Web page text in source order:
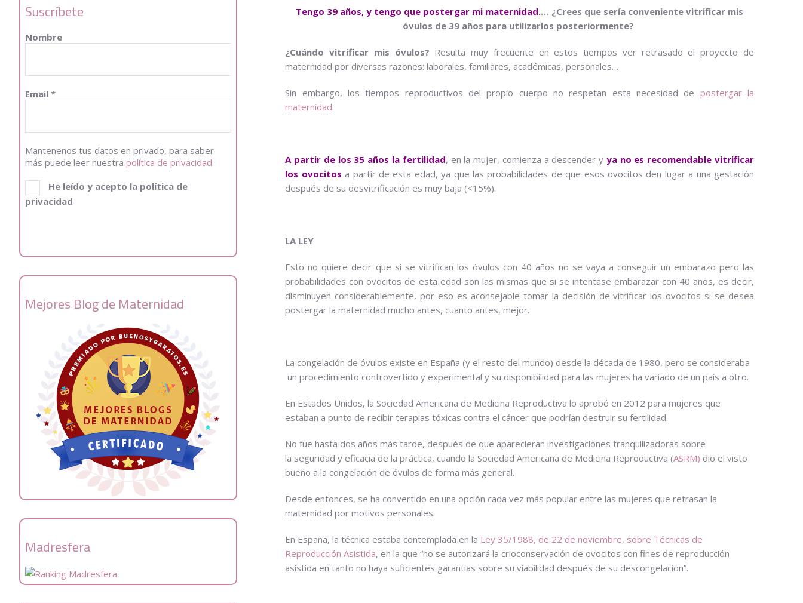
Suscríbete
Nombre
Email *
Mantenenos tus datos en privado, para saber
más puede leer nuestra política de privacidad.
He leído y acepto la política de
privacidad
Mejores Blog de Maternidad
Madresfera
Tengo 39 años, y tengo que postergar mi maternidad.… ¿Crees que sería conveniente vitrificar mis
óvulos de 39 años para utilizarlos posteriormente?
¿Cuándo vitrificar mis óvulos? Resulta muy frecuente en estos tiempos ver retrasado el proyecto de
maternidad por diversas razones: laborales, familiares, académicas, personales…
Sin embargo, los tiempos reproductivos del propio cuerpo no respetan esta necesidad de postergar la
maternidad.
A partir de los 35 años la fertilidad, en la mujer, comienza a descender y ya no es recomendable vitrificar
los ovocitos a partir de esta edad, ya que las probabilidades de que esos ovocitos den lugar a una gestación
después de su desvitrificación es muy baja (<15%).
LA LEY
Esto no quiere decir que si se vitrifican los óvulos con 40 años no se vaya a conseguir un embarazo pero las
probabilidades con ovocitos de esta edad son las mismas que si se intentase embarazar con 40 años, es decir,
disminuyen considerablemente, por eso es aconsejable tomar la decisión de vitrificar los ovocitos si se desea
postergar la maternidad mucho antes, cuanto antes, mejor.
La congelación de óvulos existe en España (y el resto del mundo) desde la década de 1980, pero se consideraba
un procedimiento controvertido y experimental y su disponibilidad para las mujeres ha variado de un país a otro.
En Estados Unidos, la Sociedad Americana de Medicina Reproductiva lo aprobó en 2012 para mujeres que
estaban a punto de recibir terapias tóxicas contra el cáncer que podrían destruir su fertilidad.
No fue hasta dos años más tarde, después de que aparecieran investigaciones tranquilizadoras sobre
la seguridad y eficacia de la práctica, cuando la Sociedad Americana de Medicina Reproductiva (ASRM)dio el visto
bueno a la congelación de óvulos de forma más general.
Desde entonces, se ha convertido en una opción cada vez más popular entre las mujeres que retrasan la
maternidad por motivos personales.
En España, la técnica estaba contemplada en la Ley 35/1988, de 22 de noviembre, sobre Técnicas de
Reproducción Asistida, en la que “no se autorizará la crioconservación de ovocitos con fines de reproducción
asistida en tanto no haya suficientes garantías sobre su viabilidad después de su descongelación”.